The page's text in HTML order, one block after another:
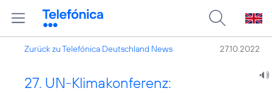
Zurück zu Telefónica Deutschland News 27.10.2022
27. UN-Klimakonferenz: